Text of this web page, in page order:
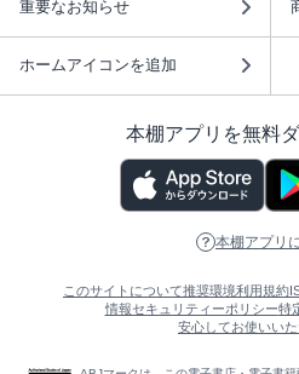
重要なお知らせ
ホームアイコンを追加
本棚アプリを無料
本棚アプリ
このサイトについて推奨環境利用規約
情報セキュリティーポリシー特
安心してお使いい